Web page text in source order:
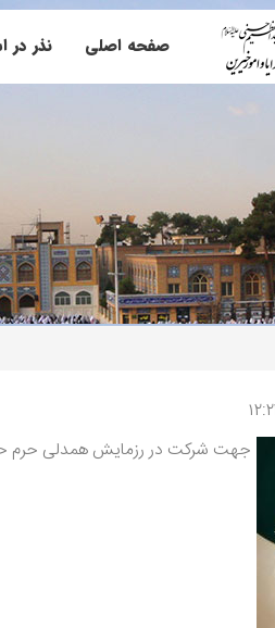
صفحه اصلی نذر در
جهت شرکت در رزمایش همدلی حرم